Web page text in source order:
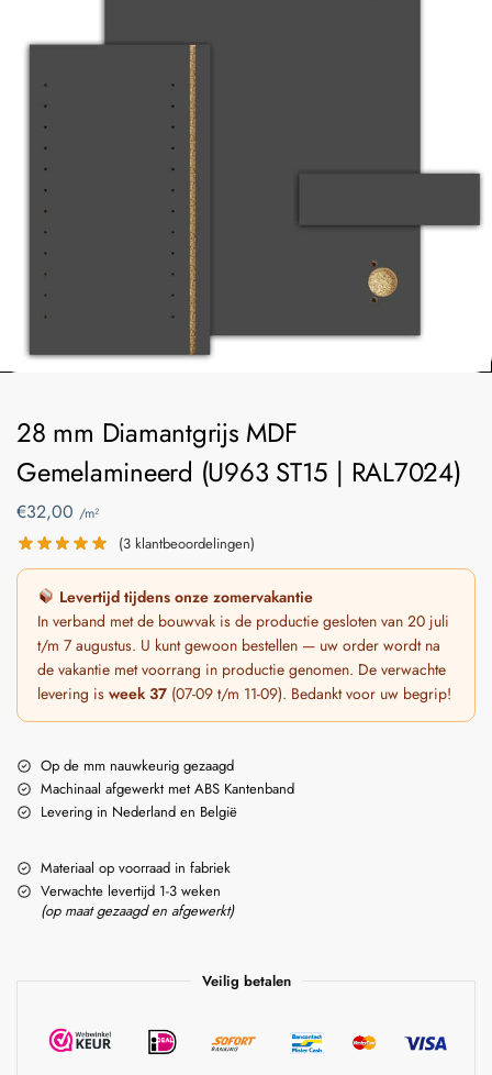
28 mm Diamantgrijs MDF
Gemelamineerd (U963 ST15 | RAL7024)
€32,00 /m²
(3 klantbeoordelingen)
Levertijd tijdens onze zomervakantie
In verband met de bouwvak is de productie gesloten van 20 juli
t/m 7 augustus. U kunt gewoon bestellen — uw order wordt na
de vakantie met voorrang in productie genomen. De verwachte
levering is week 37 (07-09 t/m 11-09). Bedankt voor uw begrip!
Op de mm nauwkeurig gezaagd
Machinaal afgewerkt met ABS Kantenband
Levering in Nederland en België
Materiaal op voorraad in fabriek
Verwachte levertijd 1-3 weken
(op maat gezaagd en afgewerkt)
Veilig betalen